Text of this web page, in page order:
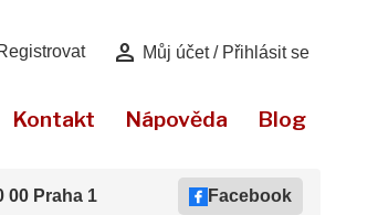
person Můj účet / Přihlásit se
Kontakt Nápověda Blog
00 Praha 1 Facebook